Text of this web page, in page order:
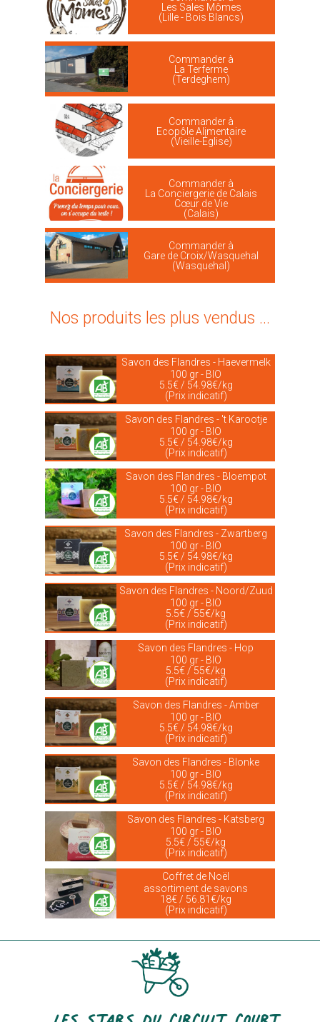
Les Sales Mômes
(Lille - Bois Blancs)
Commander à
La Terferme
(Terdeghem)
Commander à
Ecopôle Alimentaire
(Vieille-Église)
Commander à
La Conciergerie de Calais
Cœur de Vie
(Calais)
Commander à
Gare de Croix/Wasquehal
(Wasquehal)
Nos produits les plus vendus ...
Savon des Flandres - Haevermelk
100 gr - BIO
5.5€ / 54.98€/kg
(Prix indicatif)
Savon des Flandres - 't Karootje
100 gr - BIO
5.5€ / 54.98€/kg
(Prix indicatif)
Savon des Flandres - Bloempot
100 gr - BIO
5.5€ / 54.98€/kg
(Prix indicatif)
Savon des Flandres - Zwartberg
100 gr - BIO
5.5€ / 54.98€/kg
(Prix indicatif)
Savon des Flandres - Noord/Zuud
100 gr - BIO
5.5€ / 55€/kg
(Prix indicatif)
Savon des Flandres - Hop
100 gr - BIO
5.5€ / 55€/kg
(Prix indicatif)
Savon des Flandres - Amber
100 gr - BIO
5.5€ / 54.98€/kg
(Prix indicatif)
Savon des Flandres - Blonke
100 gr - BIO
5.5€ / 54.98€/kg
(Prix indicatif)
Savon des Flandres - Katsberg
100 gr - BIO
5.5€ / 55€/kg
(Prix indicatif)
Coffret de Noël
assortiment de savons
18€ / 56.81€/kg
(Prix indicatif)